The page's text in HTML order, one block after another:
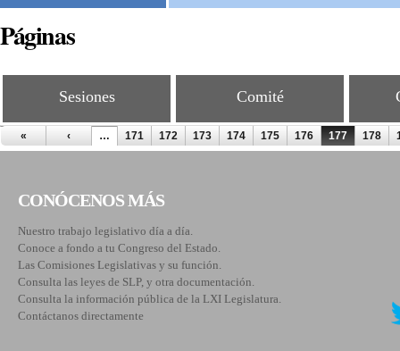
Páginas
Sesiones Comité
« ‹ … 171 172 173 174 175 176 177 178
CONÓCENOS MÁS
Nuestro trabajo legislativo día a día.
Conoce a fondo a tu Congreso del Estado.
Las Comisiones Legislativas y su función.
Consulta las leyes de SLP, y otra documentación.
Consulta la información pública de la LXI Legislatura.
Contáctanos directamente